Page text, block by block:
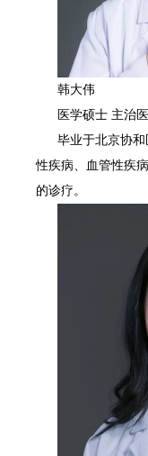
韩大伟
医学硕士 主治
毕业于北京协
性疾病、血管性疾
的诊疗。